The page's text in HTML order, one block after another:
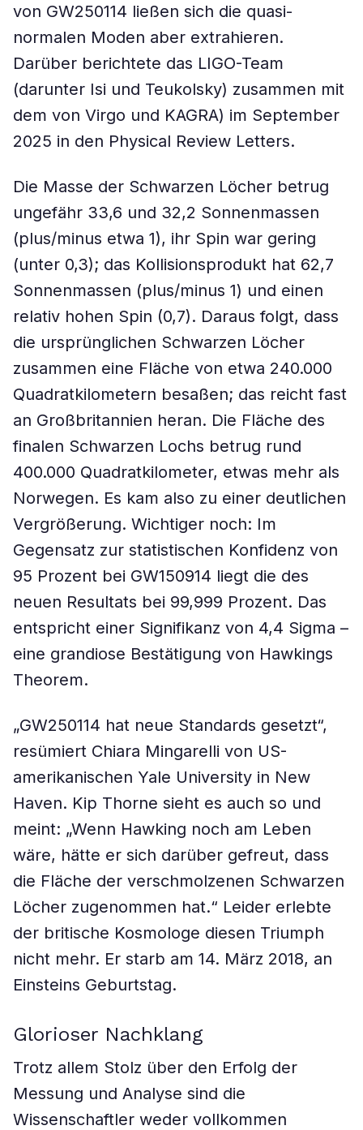
von GW250114 ließen sich die quasi-
normalen Moden aber extrahieren.
Darüber berichtete das LIGO-Team
(darunter Isi und Teukolsky) zusammen mit
dem von Virgo und KAGRA) im September
2025 in den Physical Review Letters.
Die Masse der Schwarzen Löcher betrug
ungefähr 33,6 und 32,2 Sonnenmassen
(plus/minus etwa 1), ihr Spin war gering
(unter 0,3); das Kollisionsprodukt hat 62,7
Sonnenmassen (plus/minus 1) und einen
relativ hohen Spin (0,7). Daraus folgt, dass
die ursprünglichen Schwarzen Löcher
zusammen eine Fläche von etwa 240.000
Quadratkilometern besaßen; das reicht fast
an Großbritannien heran. Die Fläche des
finalen Schwarzen Lochs betrug rund
400.000 Quadratkilometer, etwas mehr als
Norwegen. Es kam also zu einer deutlichen
Vergrößerung. Wichtiger noch: Im
Gegensatz zur statistischen Konfidenz von
95 Prozent bei GW150914 liegt die des
neuen Resultats bei 99,999 Prozent. Das
entspricht einer Signifikanz von 4,4 Sigma –
eine grandiose Bestätigung von Hawkings
Theorem.
„GW250114 hat neue Standards gesetzt“,
resümiert Chiara Mingarelli von US-
amerikanischen Yale University in New
Haven. Kip Thorne sieht es auch so und
meint: „Wenn Hawking noch am Leben
wäre, hätte er sich darüber gefreut, dass
die Fläche der verschmolzenen Schwarzen
Löcher zugenommen hat.“ Leider erlebte
der britische Kosmologe diesen Triumph
nicht mehr. Er starb am 14. März 2018, an
Einsteins Geburtstag.
Glorioser Nachklang
Trotz allem Stolz über den Erfolg der
Messung und Analyse sind die
Wissenschaftler weder vollkommen